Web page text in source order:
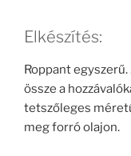
Elkészítés:
Roppant
össze a
tetszőleges
meg forró olajon.